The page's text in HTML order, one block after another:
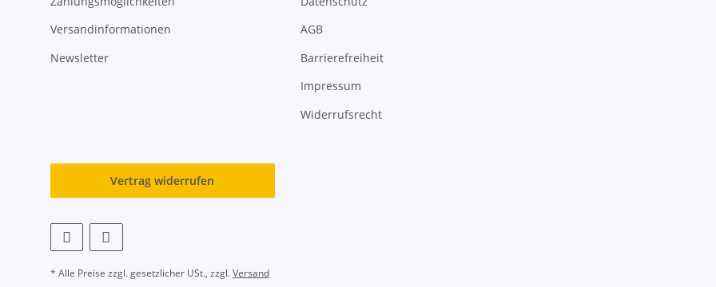
Versandinformationen
Newsletter
AGB
Barrierefreiheit
Impressum
Widerrufsrecht
Vertrag widerrufen
* Alle Preise zzgl. gesetzlicher USt., zzgl.Versand